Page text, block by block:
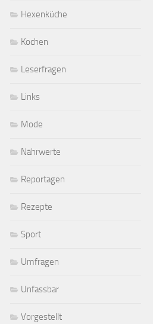
Hexenküche
Kochen
Leserfragen
Links
Mode
Nährwerte
Reportagen
Rezepte
Sport
Umfragen
Unfassbar
Vorgestellt